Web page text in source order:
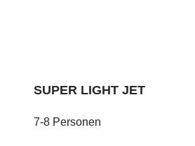
SUPER LIGHT JET
7-8 Personen